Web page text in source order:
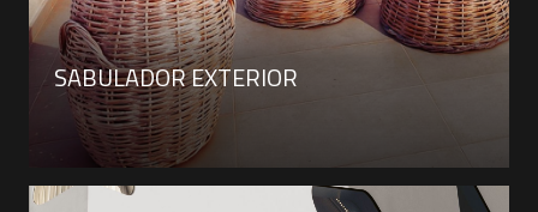
SABULADOR EXTERIOR